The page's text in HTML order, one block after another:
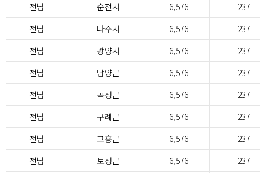
전남
순천시 6,576
237
전남
나주시 6,576
237
전남
광양시 6,576
237
전남
담양군 6,576
237
전남
곡성군 6,576
237
전남
구례군 6,576
237
전남
고흥군 6,576
237
전남
보성군 6,576
237